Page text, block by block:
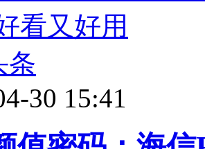
条
30 15:41